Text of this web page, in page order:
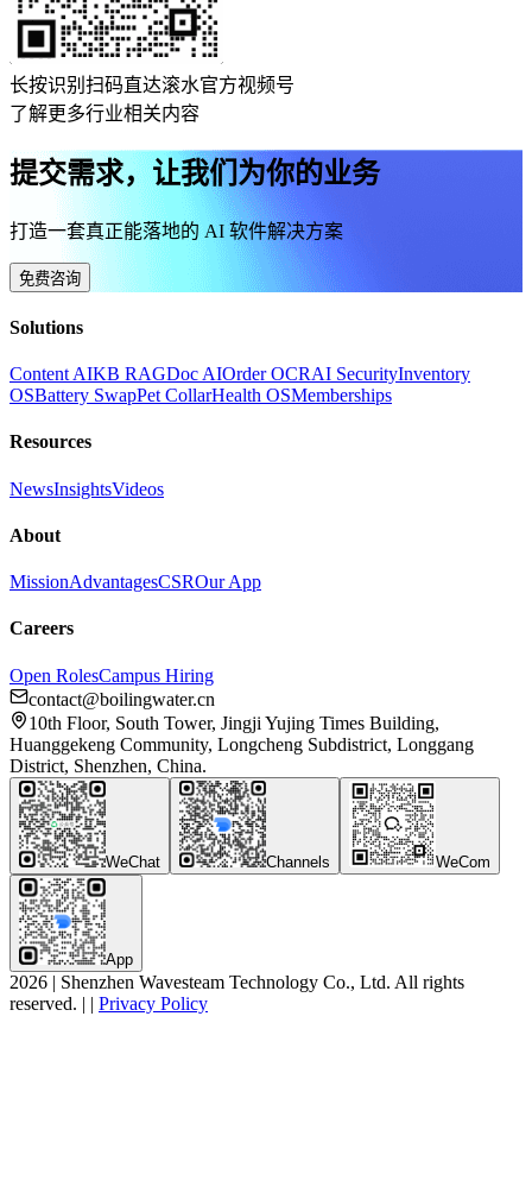
长按识别扫码直达滚水官方视频号
了解更多行业相关内容
提交需求，让我们为你的业务
打造一套真正能落地的 AI 软件解决方案
免费咨询
Solutions
Content AIKB RAGDoc AIOrder OCRAI SecurityInventory
OSBattery SwapPet CollarHealth OSMemberships
Resources
NewsInsightsVideos
About
MissionAdvantagesCSROur App
Careers
Open RolesCampus Hiring
contact@boilingwater.cn
10th Floor, South Tower, Jingji Yujing Times Building,
Huanggekeng Community, Longcheng Subdistrict, Longgang
District, Shenzhen, China.
WeChat Channels WeCom
App
2026 | Shenzhen Wavesteam Technology Co., Ltd. All rights
reserved. | | Privacy Policy